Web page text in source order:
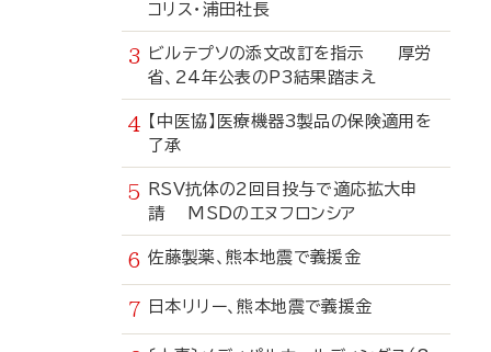
コリス・浦田社長
ビルテプソの添文改訂を指示 厚労
省、24年公表のP3結果踏まえ
【中医協】医療機器3製品の保険適用を
了承
RSV抗体の2回目投与で適応拡大申
請 MSDのエヌフロンシア
佐藤製薬、熊本地震で義援金
日本リリー、熊本地震で義援金